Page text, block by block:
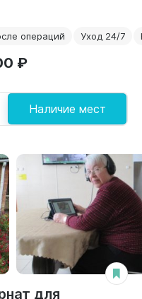
операций Уход 24/7
Наличие мест
₽
для